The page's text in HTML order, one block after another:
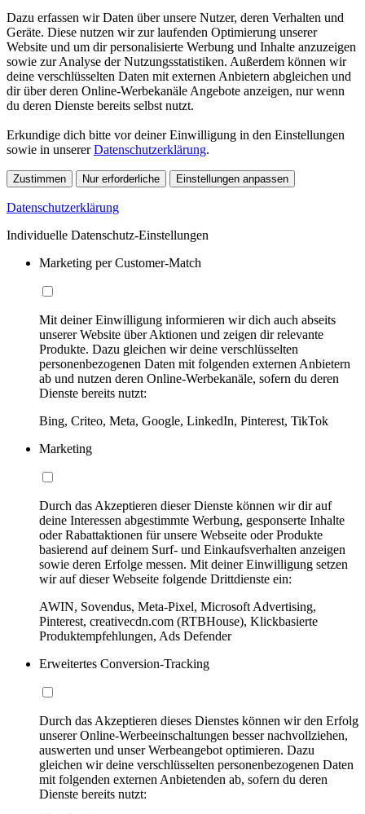
Dazu erfassen wir Daten über unsere Nutzer, deren Verhalten und
Geräte. Diese nutzen wir zur laufenden Optimierung unserer
Website und um dir personalisierte Werbung und Inhalte anzuzeigen
sowie zur Analyse der Nutzungsstatistiken. Außerdem können wir
deine verschlüsselten Daten mit externen Anbietern abgleichen und
dir über deren Online-Werbekanäle Angebote anzeigen, nur wenn
du deren Dienste bereits selbst nutzt.
Erkundige dich bitte vor deiner Einwilligung in den Einstellungen
sowie in unsererDatenschutzerklärung.
Zustimmen Nur erforderliche Einstellungen anpassen
Datenschutzerklärung
Individuelle Datenschutz-Einstellungen
Marketing per Customer-Match
Mit deiner Einwilligung informieren wir dich auch abseits
unserer Website über Aktionen und zeigen dir relevante
Produkte. Dazu gleichen wir deine verschlüsselten
personenbezogenen Daten mit folgenden externen Anbietern
ab und nutzen deren Online-Werbekanäle, sofern du deren
Dienste bereits nutzt:
Bing, Criteo, Meta, Google, LinkedIn, Pinterest, TikTok
Marketing
Durch das Akzeptieren dieser Dienste können wir dir auf
deine Interessen abgestimmte Werbung, gesponserte Inhalte
oder Rabattaktionen für unsere Webseite oder Produkte
basierend auf deinem Surf- und Einkaufsverhalten anzeigen
sowie deren Erfolge messen. Mit deiner Einwilligung setzen
wir auf dieser Webseite folgende Drittdienste ein:
AWIN, Sovendus, Meta-Pixel, Microsoft Advertising,
Pinterest, creativecdn.com (RTBHouse), Klickbasierte
Produktempfehlungen, Ads Defender
Erweitertes Conversion-Tracking
Durch das Akzeptieren dieses Dienstes können wir den Erfolg
unserer Online-Werbeeinschaltungen besser nachvollziehen,
auswerten und unser Werbeangebot optimieren. Dazu
gleichen wir deine verschlüsselten personenbezogenen Daten
mit folgenden externen Anbietenden ab, sofern du deren
Dienste bereits nutzt: